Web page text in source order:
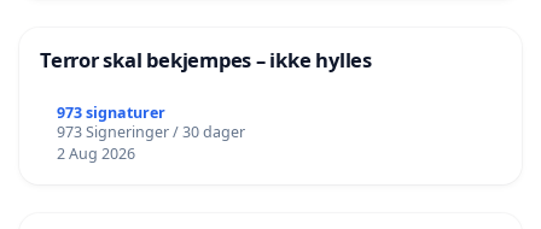
Terror skal bekjempes – ikke hylles
973 signaturer
973 Signeringer / 30 dager
2 Aug 2026